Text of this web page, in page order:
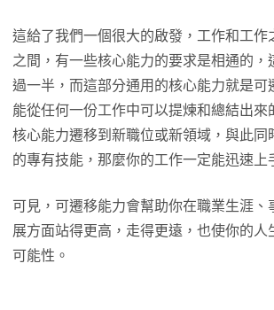
這給了我們一個很大的啟發，工作和工作
之間，有一些核心能力的要求是相通的，
過一半，而這部分通用的核心能力就是可
能從任何一份工作中可以提煉和總結出來
核心能力遷移到新職位或新領域，與此同
的專有技能，那麼你的工作一定能迅速上
可見，可遷移能力會幫助你在職業生涯、
展方面站得更高，走得更遠，也使你的人
可能性。